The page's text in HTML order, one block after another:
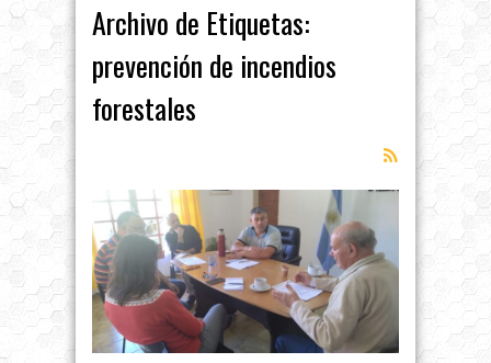
Archivo de Etiquetas:
prevención de incendios
forestales